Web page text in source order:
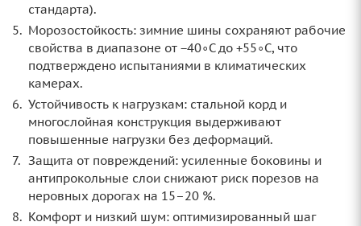
стандарта).
Морозостойкость: зимние шины сохраняют рабочие
свойства в диапазоне от −40∘C до +55∘C, что
подтверждено испытаниями в климатических
камерах.
Устойчивость к нагрузкам: стальной корд и
многослойная конструкция выдерживают
повышенные нагрузки без деформаций.
Защита от повреждений: усиленные боковины и
антипрокольные слои снижают риск порезов на
неровных дорогах на 15–20 %.
Комфорт и низкий шум: оптимизированный шаг